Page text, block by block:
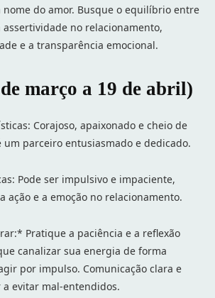
nome do amor. Busque o equilíbrio entre
no relacionamento,
e a transparência emocional.
março a 19 de abril)
Corajoso, apaixonado e cheio de
parceiro entusiasmado e dedicado.
Pode ser impulsivo e impaciente,
ação e a emoção no relacionamento.
Pratique a paciência e a reflexão
canalizar sua energia de forma
por impulso. Comunicação clara e
evitar mal-entendidos.